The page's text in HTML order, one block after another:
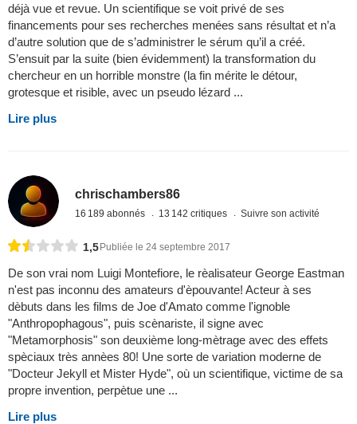
déjà vue et revue. Un scientifique se voit privé de ses
financements pour ses recherches menées sans résultat et n’a
d’autre solution que de s’administrer le sérum qu’il a créé.
S’ensuit par la suite (bien évidemment) la transformation du
chercheur en un horrible monstre (la fin mérite le détour,
grotesque et risible, avec un pseudo lézard ...
Lire plus
chrischambers86
16 189 abonnés 13 142 critiques Suivre son activité
1,5Publiée le 24 septembre 2017
De son vrai nom Luigi Montefiore, le rèalisateur George Eastman
n'est pas inconnu des amateurs d'èpouvante! Acteur à ses
dèbuts dans les films de Joe d'Amato comme l'ignoble
"Anthropophagous", puis scènariste, il signe avec
"Metamorphosis" son deuxième long-mètrage avec des effets
spèciaux très annèes 80! Une sorte de variation moderne de
"Docteur Jekyll et Mister Hyde", où un scientifique, victime de sa
propre invention, perpètue une ...
Lire plus